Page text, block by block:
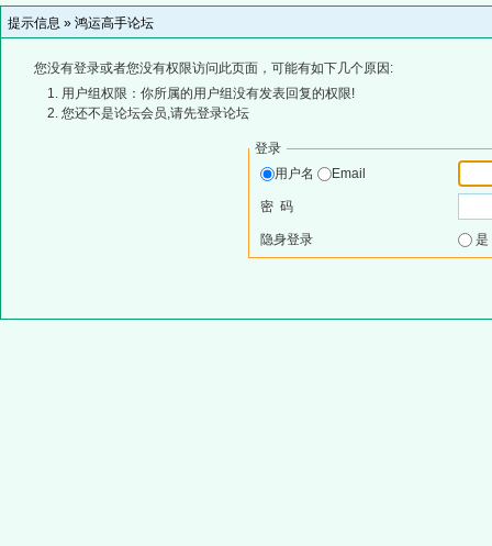
提示信息 » 鸿运高手论坛
您没有登录或者您没有权限访问此页面，可能有如下几个原因:
用户组权限：你所属的用户组没有发表回复的权限!
您还不是论坛会员,请先登录论坛
登录
用户名
Email
密 码
隐身登录